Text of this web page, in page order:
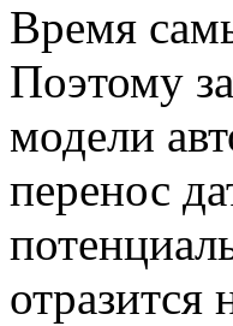
Время
Поэтому
модели
перенос